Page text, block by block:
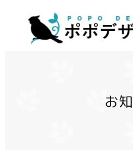
お